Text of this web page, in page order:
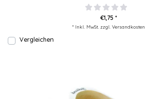
€1,75 *
* Inkl. MwSt. zzgl. Versandkosten
Vergleichen